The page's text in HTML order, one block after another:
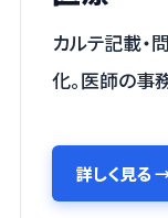
カルテ記載・
化。医師の事
詳しく見る